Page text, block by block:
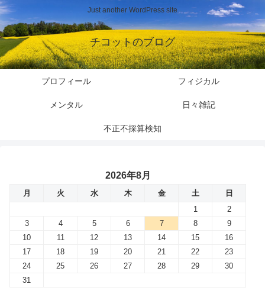
Just another WordPress site
チコットのブログ
プロフィール フィジカル
メンタル 日々雑記
不正不採算検知
2026年8月
月 火 水 木 金 土
日
1
2
3
4 5 6 7 8
9
10
11 12 13 14 15
16
17
18 19 20 21 22
23
24
25 26 27 28 29
30
31